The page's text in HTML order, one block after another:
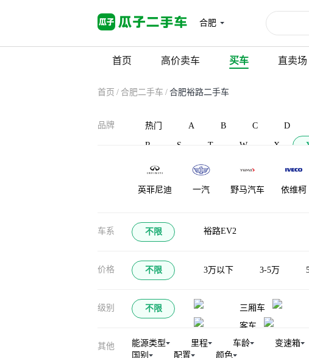
合肥
首页 高价卖车 买车 直卖场
首页 / 合肥二手车 / 合肥裕路二手车
品牌 热门 A B C D
R S T W X
英菲尼迪 一汽 野马汽车 依维柯
御捷 宇通客车
车系 不限 裕路EV2
价格 不限 3万以下 3-5万
级别 不限 三厢车
客车
其他 能源类型 里程 车龄 变速箱
国别
配置 颜色